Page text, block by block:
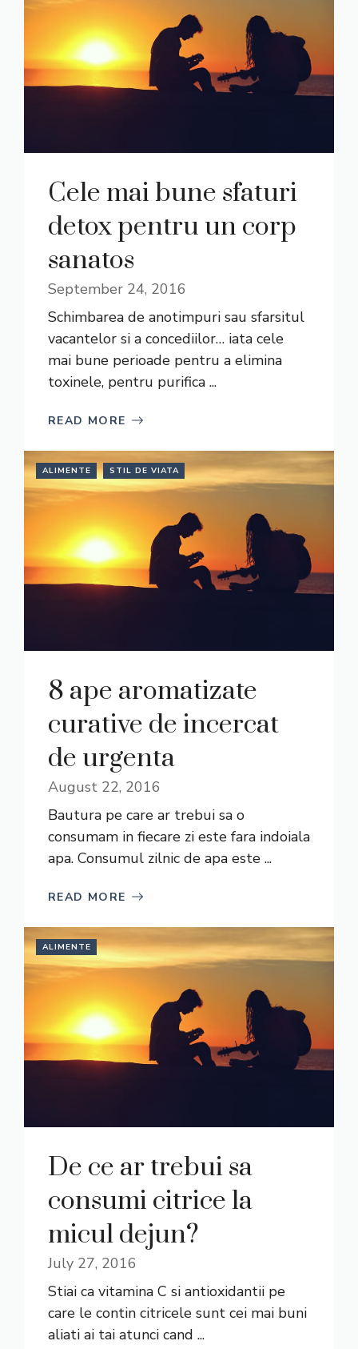
Cele mai bune sfaturi
detox pentru un corp
sanatos
September 24, 2016
Schimbarea de anotimpuri sau sfarsitul
vacantelor si a concediilor… iata cele
mai bune perioade pentru a elimina
toxinele, pentru purifica ...
READ MORE
ALIMENTE STIL DE VIATA
8 ape aromatizate
curative de incercat
de urgenta
August 22, 2016
Bautura pe care ar trebui sa o
consumam in fiecare zi este fara indoiala
apa. Consumul zilnic de apa este ...
READ MORE
ALIMENTE
De ce ar trebui sa
consumi citrice la
micul dejun?
July 27, 2016
Stiai ca vitamina C si antioxidantii pe
care le contin citricele sunt cei mai buni
aliati ai tai atunci cand ...